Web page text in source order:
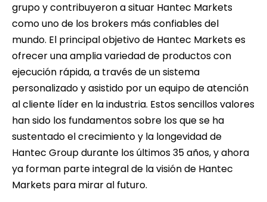
grupo y contribuyeron a situar Hantec Markets
como uno de los brokers más confiables del
mundo. El principal objetivo de Hantec Markets es
ofrecer una amplia variedad de productos con
ejecución rápida, a través de un sistema
personalizado y asistido por un equipo de atención
al cliente líder en la industria. Estos sencillos valores
han sido los fundamentos sobre los que se ha
sustentado el crecimiento y la longevidad de
Hantec Group durante los últimos 35 años, y ahora
ya forman parte integral de la visión de Hantec
Markets para mirar al futuro.